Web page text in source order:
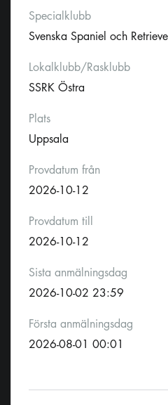
Specialklubb
Svenska Spaniel och
Lokalklubb/Rasklubb
SSRK Östra
Plats
Uppsala
Provdatum från
2026-10-12
Provdatum till
2026-10-12
Sista anmälningsdag
2026-10-02 23:59
Första anmälningsdag
2026-08-01 00:01